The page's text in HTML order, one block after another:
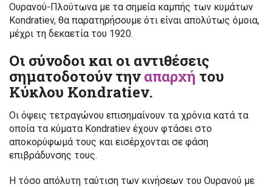
Ουρανού-Πλούτωνα με τα σημεία καμπής των κυμάτων
Kondratiev, θα παρατηρήσουμε ότι είναι απολύτως όμοια,
μέχρι τη δεκαετία του 1920.
Οι σύνοδοι και οι αντιθέσεις
σηματοδοτούν τηναπαρχή του
Κύκλου Kondratiev.
Οι όψεις τετραγώνου επισημαίνουν τα χρόνια κατά τα
οποία τα κύματα Kondratiev έχουν φτάσει στο
αποκορύφωμά τους και εισέρχονται σε φάση
επιβράδυνσης τους.
Η τόσο απόλυτη ταύτιση των κινήσεων του Ουρανού με